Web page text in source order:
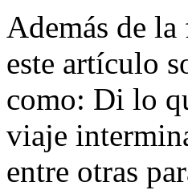
Además de la
este artículo
como: Di lo
viaje
entre otras